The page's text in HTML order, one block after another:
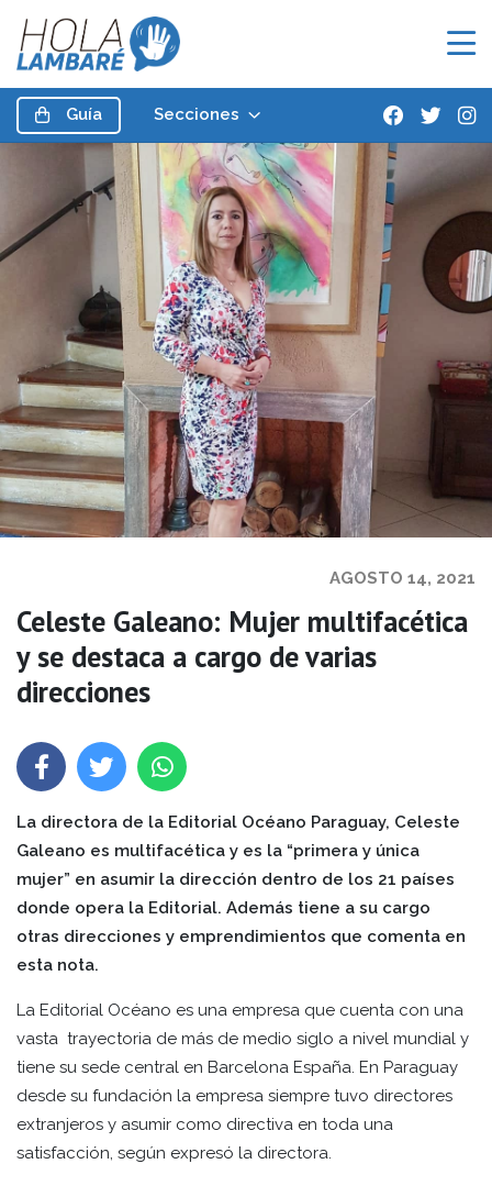
Guía Secciones
AGOSTO 14, 2021
Celeste Galeano: Mujer multifacética
y se destaca a cargo de varias
direcciones
La directora de la Editorial Océano Paraguay, Celeste
Galeano es multifacética y es la “primera y única
mujer” en asumir la dirección dentro de los 21 países
donde opera la Editorial. Además tiene a su cargo
otras direcciones y emprendimientos que comenta en
esta nota.
La Editorial Océano es una empresa que cuenta con una
vasta trayectoria de más de medio siglo a nivel mundial y
tiene su sede central en Barcelona España. En Paraguay
desde su fundación la empresa siempre tuvo directores
extranjeros y asumir como directiva en toda una
satisfacción, según expresó la directora.